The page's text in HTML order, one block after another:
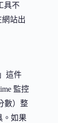
具不
網站出
這件
監控
數）整
。如果